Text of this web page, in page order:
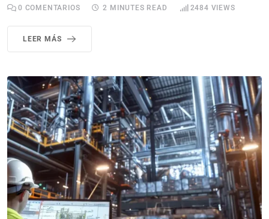
0 COMENTARIOS 2 MINUTES READ 2484 VIEWS
LEER MÁS